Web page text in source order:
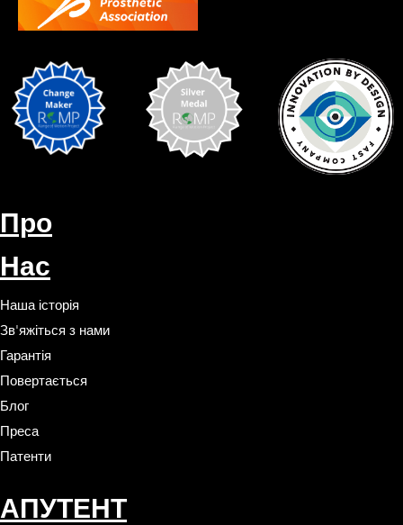
Про
Нас
Наша історія
Зв'яжіться з нами
Гарантія
Повертається
Блог
Преса
Патенти
АПУТЕНТ